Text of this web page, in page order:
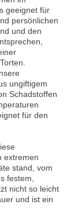
geeignet für
persönlichen
und den
ungiftigem
Schadstoffen
für den
extremen
stand, vom
festem,
nicht so leicht
und ist ein